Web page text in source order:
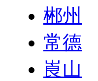
郴州
常德
崀山